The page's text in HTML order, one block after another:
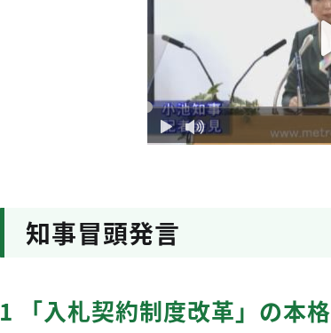
知事冒頭発言
1 「入札契約制度改革」の本